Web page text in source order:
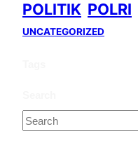
POLITIK POLRI
UNCATEGORIZED
S